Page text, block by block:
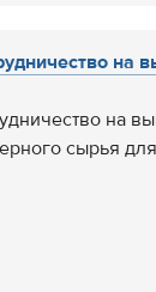
на
на
сырья